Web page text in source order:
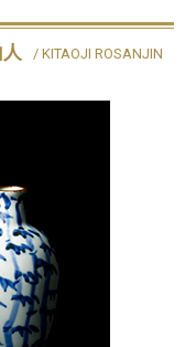
/ KITAOJI ROSANJIN